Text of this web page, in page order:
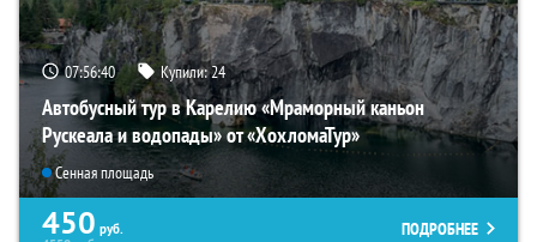
07:56:39 Купили:24
Автобусный тур в Карелию «Мраморный каньон
Рускеала и водопады» от «ХохломаТур»
Сенная площадь
450 руб.
ПОДРОБНЕЕ